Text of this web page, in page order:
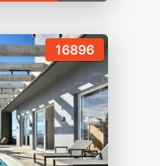
16896